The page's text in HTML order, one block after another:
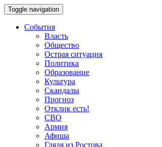
Toggle navigation
События
Власть
Общество
Острая ситуация
Политика
Образование
Культура
Скандалы
Прогноз
Отклик есть!
СВО
Армия
Афиша
Глядя из Ростова